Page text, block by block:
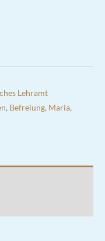
Lehramt
, Befreiung, Maria,